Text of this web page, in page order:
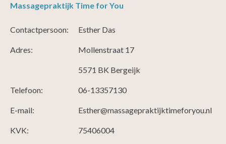
Massagepraktijk Time for You
Contactpersoon: Esther Das
Adres: Mollenstraat 17
5571 BK Bergeijk
Telefoon: 06-13357130
E-mail: Esther@massagepraktijktimeforyou.nl
KVK: 75406004